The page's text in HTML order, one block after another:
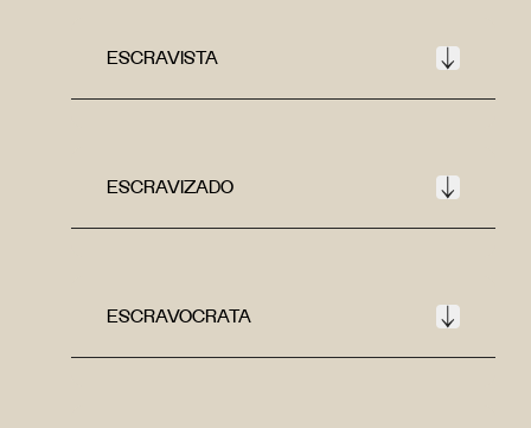
ESCRAVISTA
ESCRAVIZADO
ESCRAVOCRATA